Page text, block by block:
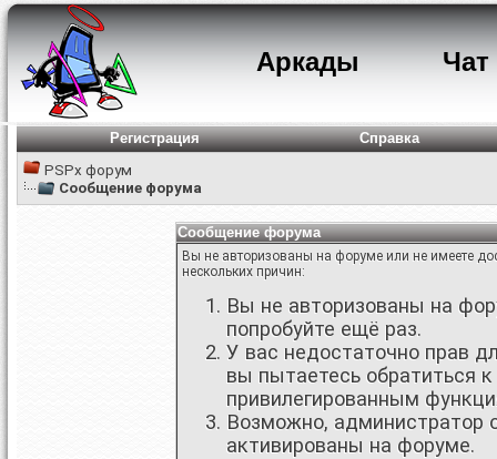
Аркады Чат
Регистрация
Справка
PSPx форум
Сообщение форума
Сообщение форума
Вы не авторизованы на форуме или не имеете
нескольких причин:
Вы не авторизованы на
попробуйте ещё раз.
У вас недостаточно прав
вы пытаетесь обратиться
привилегированным
Возможно, администратор
активированы на форуме.